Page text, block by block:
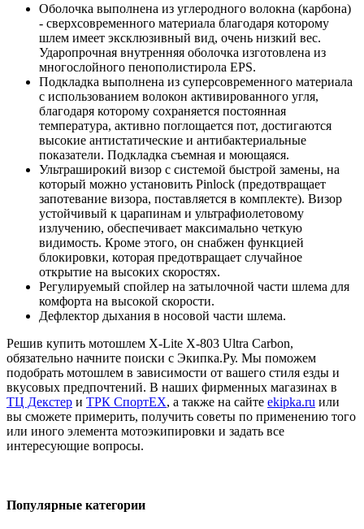
Оболочка выполнена из углеродного волокна (карбона)
- сверхсовременного материала благодаря которому
шлем имеет эксклюзивный вид, очень низкий вес.
Ударопрочная внутренняя оболочка изготовлена из
многослойного пенополистирола EPS.
Подкладка выполнена из суперсовременного материала
с использованием волокон активированного угля,
благодаря которому сохраняется постоянная
температура, активно поглощается пот, достигаются
высокие антистатические и антибактериальные
показатели. Подкладка съемная и моющаяся.
Ультраширокий визор с системой быстрой замены, на
который можно установить Pinlock (предотвращает
запотевание визора, поставляется в комплекте). Визор
устойчивый к царапинам и ультрафиолетовому
излучению, обеспечивает максимально четкую
видимость. Кроме этого, он снабжен функцией
блокировки, которая предотвращает случайное
открытие на высоких скоростях.
Регулируемый спойлер на затылочной части шлема для
комфорта на высокой скорости.
Дефлектор дыхания в носовой части шлема.
Решив купить мотошлем X-Lite X-803 Ultra Carbon,
обязательно начните поиски с Экипка.Ру. Мы поможем
подобрать мотошлем в зависимости от вашего стиля езды и
вкусовых предпочтений. В наших фирменных магазинах в
ТЦ Декстер и ТРК СпортЕХ, а также на сайте ekipka.ru или
вы сможете примерить, получить советы по применению того
или иного элемента мотоэкипировки и задать все
интересующие вопросы.
Популярные категории